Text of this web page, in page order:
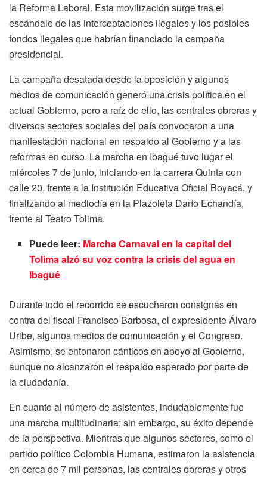
la Reforma Laboral. Esta movilización surge tras el
escándalo de las interceptaciones ilegales y los posibles
fondos ilegales que habrían financiado la campaña
presidencial.
La campaña desatada desde la oposición y algunos
medios de comunicación generó una crisis política en el
actual Gobierno, pero a raíz de ello, las centrales obreras y
diversos sectores sociales del país convocaron a una
manifestación nacional en respaldo al Gobierno y a las
reformas en curso. La marcha en Ibagué tuvo lugar el
miércoles 7 de junio, iniciando en la carrera Quinta con
calle 20, frente a la Institución Educativa Oficial Boyacá, y
finalizando al mediodía en la Plazoleta Darío Echandía,
frente al Teatro Tolima.
Puede leer: Marcha Carnaval en la capital del
Tolima alzó su voz contra la crisis del agua en
Ibagué
Durante todo el recorrido se escucharon consignas en
contra del fiscal Francisco Barbosa, el expresidente Álvaro
Uribe, algunos medios de comunicación y el Congreso.
Asimismo, se entonaron cánticos en apoyo al Gobierno,
aunque no alcanzaron el respaldo esperado por parte de
la ciudadanía.
En cuanto al número de asistentes, indudablemente fue
una marcha multitudinaria; sin embargo, su éxito depende
de la perspectiva. Mientras que algunos sectores, como el
partido político Colombia Humana, estimaron la asistencia
en cerca de 7 mil personas, las centrales obreras y otros